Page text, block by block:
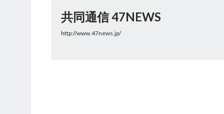
共同通信 47NEWS
http://www.47news.jp/